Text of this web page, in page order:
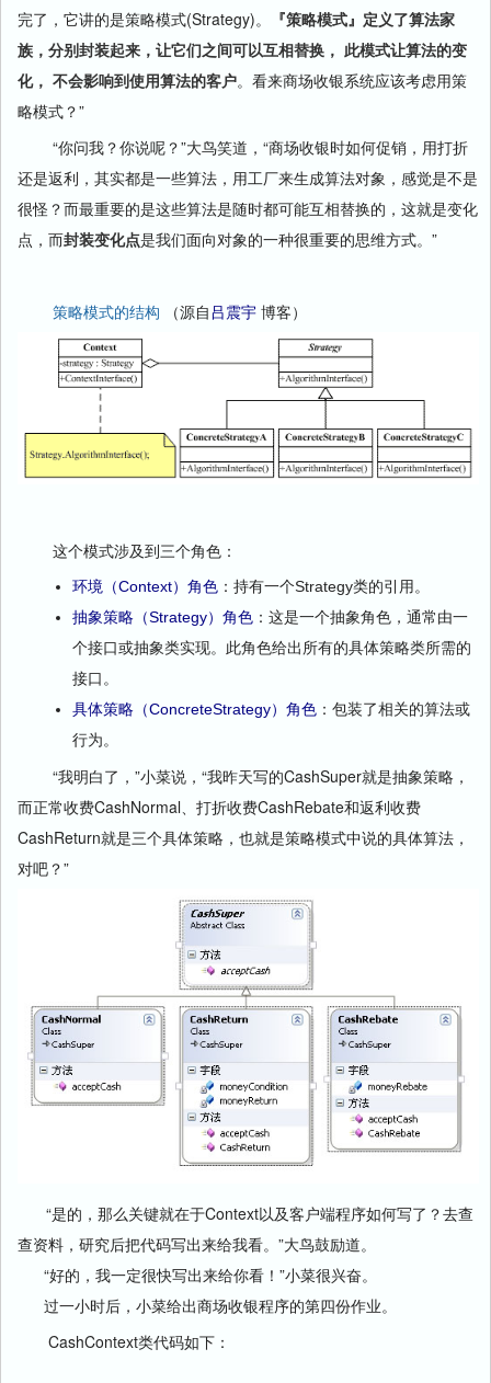
完了，它讲的是策略模式(Strategy)。
『策略模式』定义了算法家
族，分别封装起来，让它们之间可以互相替换， 此模式让算法的变
化， 不会影响到使用算法的客户。看来商场收银系统应该考虑用策
略模式？”
“你问我？你说呢？”大鸟笑道，“商场收银时如何促销，用打折
还是返利，其实都是一些算法，用工厂来生成算法对象，感觉是不是
很怪？而最重要的是这些算法是随时都可能互相替换的，这就是变化
点，而封装变化点是我们面向对象的一种很重要的思维方式。”
策略模式的结构 （源自 吕震宇 博客）
这个模式涉及到三个角色：
环境（Context）角色 ：持有一个Strategy类的引用。
抽象策略（Strategy）角色 ：这是一个抽象角色，通常由一
个接口或抽象类实现。此角色给出所有的具体策略类所需的
接口。
具体策略（ConcreteStrategy）角色 ：包装了相关的算法或
行为。
“我明白了，”小菜说，“我昨天写的CashSuper就是抽象策略，
而正常收费CashNormal、打折收费CashRebate和返利收费
CashReturn就是三个具体策略，也就是策略模式中说的具体算法，
对吧？”
“是的，那么关键就在于Context以及客户端程序如何写了？去查
查资料，研究后把代码写出来给我看。”大鸟鼓励道。
“好的，我一定很快写出来给你看！”小菜很兴奋。
过一小时后，小菜给出商场收银程序的第四份作业。
CashContext类代码如下：